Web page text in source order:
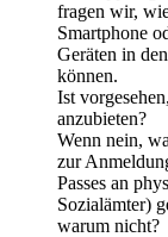
fragen wir,
Smartphone
Geräten in
können.
Ist
anzubieten?
Wenn nein,
zur
Passes an
Sozialämter)
warum nicht?